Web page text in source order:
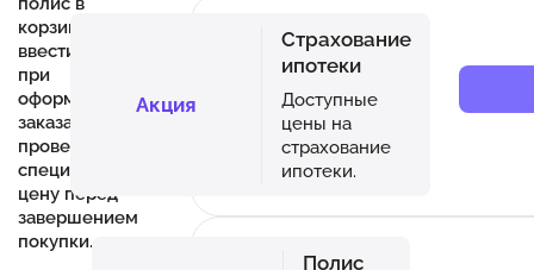
корзину,
ввести код
при
оформлении
заказа и
проверить
специальную
цену перед
завершением
покупки.
Акция
Страхование
ипотеки
Доступные
цены на
страхование
ипотеки.
Полис